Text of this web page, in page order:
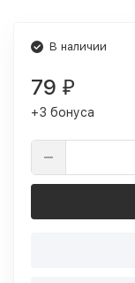
В наличии
79 ₽
+3 бонуса